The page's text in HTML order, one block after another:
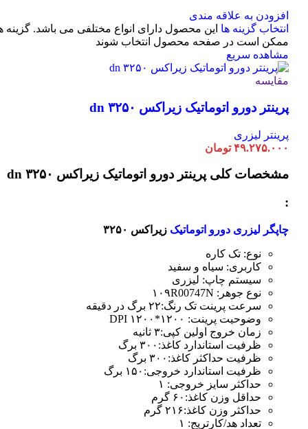
افزودن به علاقه مندی
انتخاب گزینه ها این محصول دارای انواع مختلفی می باشد. گزینه
ممکن است در صفحه محصول انتخاب شوند
مشاهده سریع
مقایسه
پرینتر دورو اتوماتیک زیراکس dn ۳۲۵۰
پرینتر لیزری
۴۹.۲۷۵.۰۰۰ تومان
مشخصات کلی پرینتر دورو اتوماتیک زیراکس dn ۳۲۵۰
:
چاپگر لیزری دورو اتوماتیک زیراکس ۳۲۵۰
نوع: تک کاره
کاربری: سیاه و سفید
سیستم چاپ: لیزری
نوع جوهر: ۱۰۹R00747N
سرعت پرینت تک رنگ:۲۲ برگ در دقیقه
وضوحیت پرینت: ۱۲۰۰*۱۲۰۰ DPI
زمان خروج اولین کپی:۳ ثانیه
ظرفیت استاندارد کاغذ:۳۰۰ برگ
ظرفیت حداکثر کاغذ:۳۰۰ برگ
ظرفیت استاندارد خروجی:۱۵۰ برگ
حداکثر سایز خروجی: ۱
حداقل وزن کاغذ:۶۰ گرم
حداکثر وزن کاغذ:۲۱۶ گرم
تعداد هد/کارتریج: ۱